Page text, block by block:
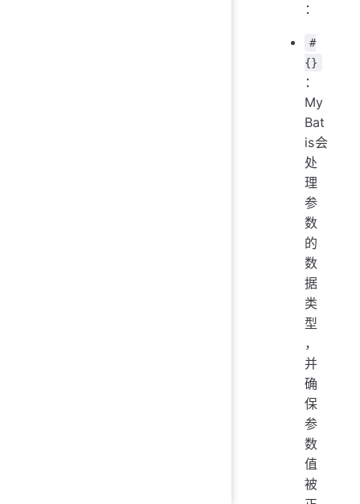
：
#
{}
：
My
Bat
is会
处
理
参
数
的
数
据
类
型
，
并
确
保
参
数
值
被